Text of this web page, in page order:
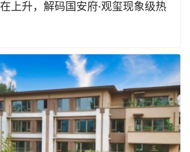
上升，解码国安府·观玺现象级热